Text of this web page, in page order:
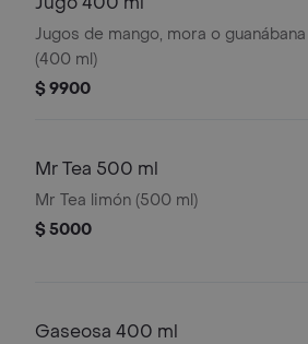
Jugos de mango, mora o guanábana
(400 ml)
$ 9900
Mr Tea 500 ml
Mr Tea limón (500 ml)
$ 5000
Gaseosa 400 ml